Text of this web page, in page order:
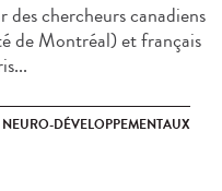
chercheurs canadiens
de Montréal) et français
DÉVELOPPEMENTAUX